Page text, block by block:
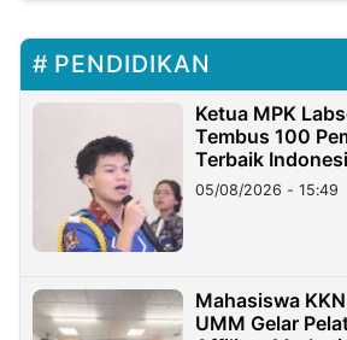
PENDIDIKAN
Ketua MPK
Tembus 100
Terbaik
05/08/2026 - 15:49
Mahasiswa
UMM Gelar